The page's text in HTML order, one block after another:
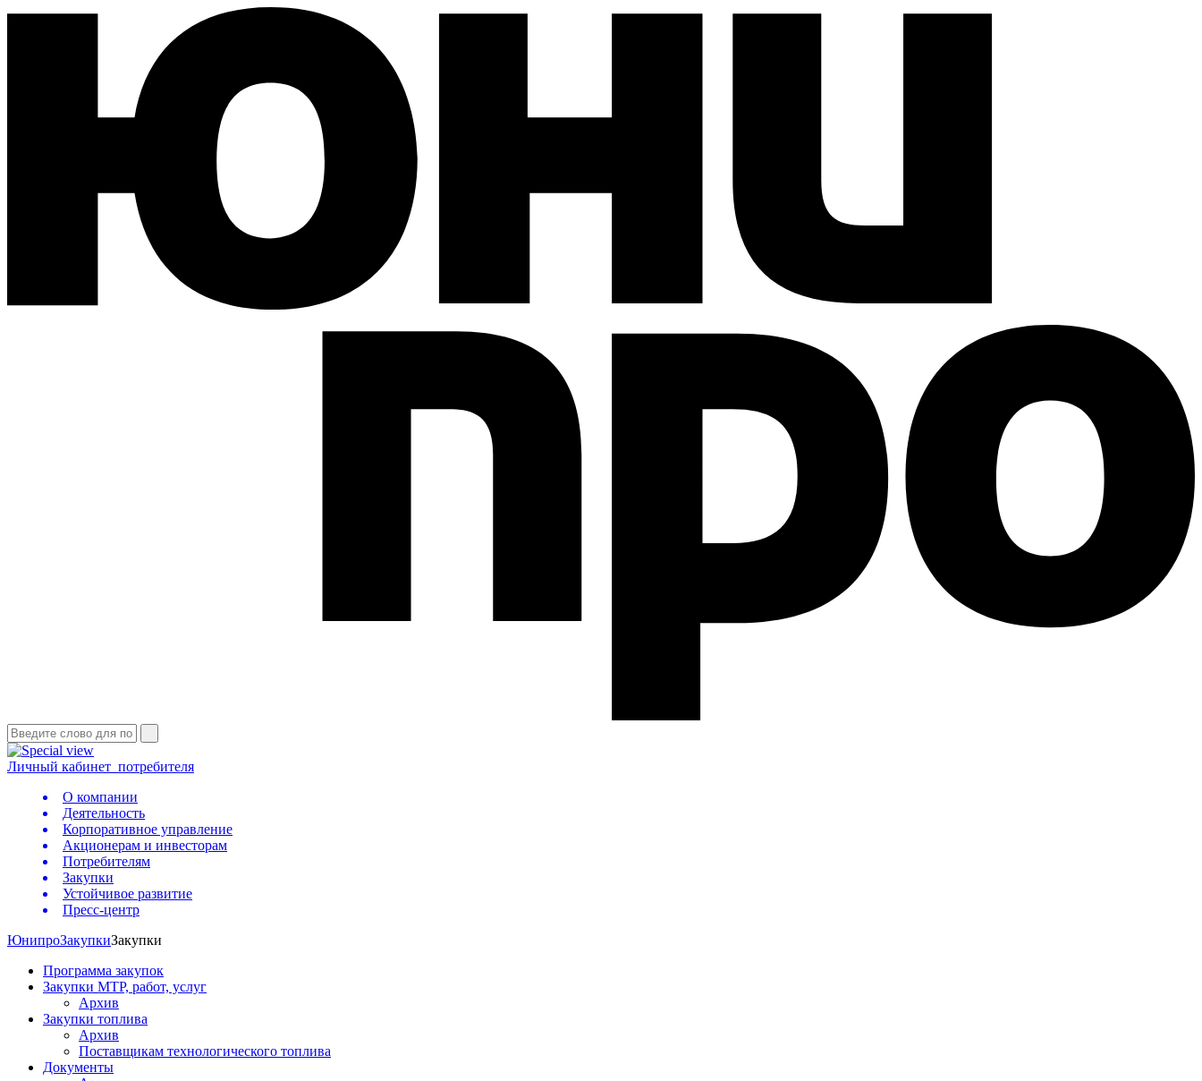
Личный кабинет потребителя
О компании
Деятельность
Корпоративное управление
Акционерам и инвесторам
Потребителям
Закупки
Устойчивое развитие
Пресс-центр
ЮнипроЗакупкиЗакупки
Программа закупок
Закупки МТР, работ, услуг
Архив
Закупки топлива
Архив
Поставщикам технологического топлива
Документы